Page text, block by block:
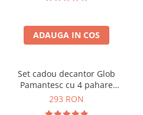
Cadouri Nunta si Cununie civila
ADAUGA IN COS
Set cadou decantor Glob
Pamantesc cu 4 pahare
Deluxe
293 RON